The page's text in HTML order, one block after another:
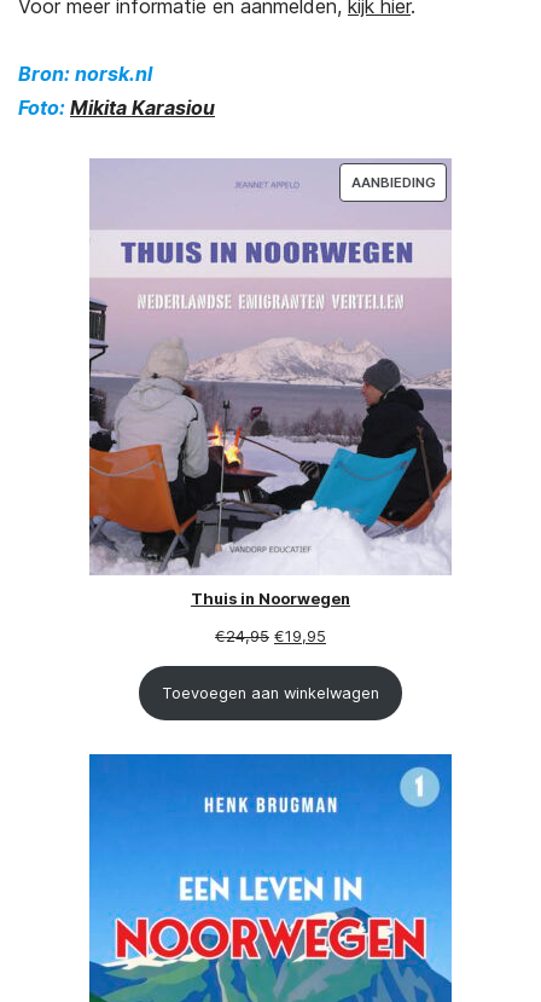
Voor meer informatie en aanmelden, kijk hier.
Bron: norsk.nl
Foto: Mikita Karasiou
AANBIEDINGPRODUCT
Thuis in Noorwegen
€24,95 Oorspronkelijke
prijs
was:
€24,95.
€19,95
prijs
is:
€19,95.
Toevoegen aan winkelwagen